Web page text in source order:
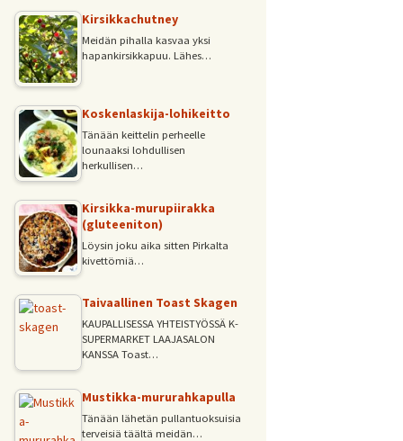
Kirsikkachutney
Meidän pihalla kasvaa yksi
hapankirsikkapuu. Lähes…
Koskenlaskija-lohikeitto
Tänään keittelin perheelle
lounaaksi lohdullisen
herkullisen…
Kirsikka-murupiirakka
(gluteeniton)
Löysin joku aika sitten Pirkalta
kivettömiä…
Taivaallinen Toast Skagen
KAUPALLISESSA YHTEISTYÖSSÄ K-
SUPERMARKET LAAJASALON
KANSSA Toast…
Mustikka-mururahkapulla
Tänään lähetän pullantuoksuisia
terveisiä täältä meidän…